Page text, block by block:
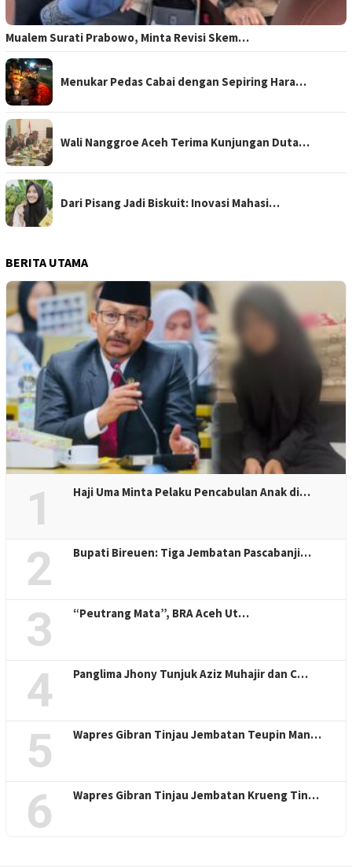
Mualem Surati Prabowo, Minta Revisi Skem…
Menukar Pedas Cabai dengan Sepiring Hara…
Wali Nanggroe Aceh Terima Kunjungan Duta…
Dari Pisang Jadi Biskuit: Inovasi Mahasi…
BERITA UTAMA
1 Haji Uma Minta Pelaku Pencabulan Anak di…
2 Bupati Bireuen: Tiga Jembatan Pascabanji…
3 “Peutrang Mata”, BRA Aceh Ut…
4 Panglima Jhony Tunjuk Aziz Muhajir dan C…
5 Wapres Gibran Tinjau Jembatan Teupin Man…
6 Wapres Gibran Tinjau Jembatan Krueng Tin…